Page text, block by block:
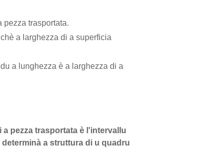
pezza trasportata.
a larghezza di a superficia
a lunghezza è a larghezza di a
pezza trasportata è l'intervallu
a struttura di u quadru